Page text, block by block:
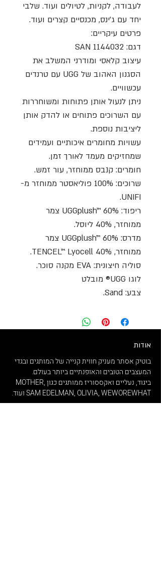
לעבודה, לקניות, לטיולים ועוד. שלבי
יחד עם ג'ינס, מכנסיים קצרים ועוד.
פרטים עיקריים:
דגם: 1144032 SAN
עיצוב קלאסי ומודרני המשלב את
הסגנון האהוב של UGG עם טרנדים
עכשוויים.
ניתן לנעול אותן פתוחות ומשוחררות
עם השרוכים פתוחים או להדק אותן
ליציבות נוספת.
עשויות מחומרים איכותיים ועמידים
שמחזיקים מעמד לאורך זמן.
חומרים: קנבס ממוחזר, עור זמש.
שרוכים: 100% פוליאסטר ממוחזר מ-
UNIFI.
ריפוד: UGGplush™ 60% צמר
ממוחזר, 40% ליוסל.
מדרס: UGGplush™ 60% צמר
ממוחזר, 40% TENCEL™ Lyocell.
סוליה חיצונית: EVA מקנה סוכר.
לוגו UGG® מובלט
צבע: Sand.
אודות
בוטיק אסתר מעניק חווית קנייה של המותגים ובגדי
המעצבים הטובים והאופנתיים ביותר בעולם.
ביגוד, נעליים ואקססוריז ממותגים כגון MOTHER,
SAM EDELMAN, OLIVIA, WEWOREWHAT ועוד.